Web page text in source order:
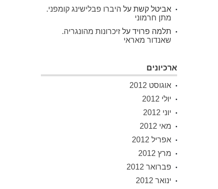
אביטל קשת על היברו פבלישינג קומפני.
מתן חרמוני
תלמה פרויד על זיכרונות מהונגריה.
שאנדור מאראי
ארכיונים
אוגוסט 2012
יולי 2012
יוני 2012
מאי 2012
אפריל 2012
מרץ 2012
פברואר 2012
ינואר 2012